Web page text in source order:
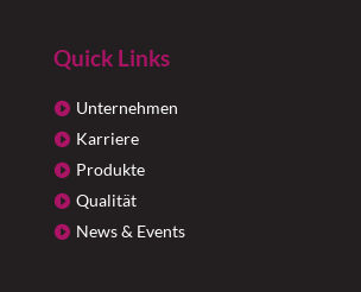
Quick Links
Unternehmen
Karriere
Produkte
Qualität
News & Events